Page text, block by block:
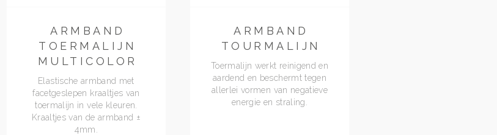
ARMBAND
TOERMALIJN
MULTICOLOR
Elastische armband met
facetgeslepen kraaltjes van
toermalijn in vele kleuren.
Kraaltjes van de armband ±
4mm.
ARMBAND
TOURMALIJN
Toermalijn werkt reinigend en
aardend en beschermt tegen
allerlei vormen van negatieve
energie en straling.